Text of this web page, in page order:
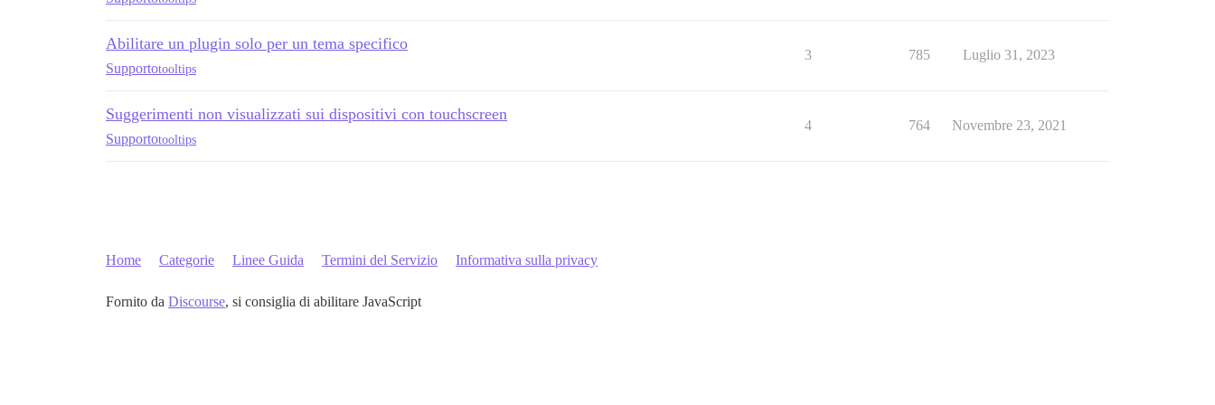
Abilitare un plugin solo per un tema specifico
Supportotooltips
3 785 Luglio 31, 2023
Suggerimenti non visualizzati sui dispositivi con touchscreen
Supportotooltips
4 764 Novembre 23, 2021
Home Categorie Linee Guida Termini del Servizio Informativa sulla privacy
Fornito da Discourse, si consiglia di abilitare JavaScript